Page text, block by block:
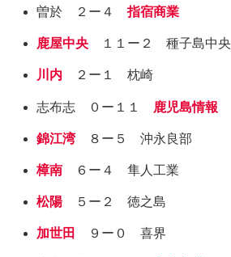
曽於 ２ー４指宿商業
鹿屋中央 １１ー２ 種子島中央
川内 ２ー１ 枕崎
志布志 ０ー１１ 鹿児島情報
錦江湾８ー５ 沖永良部
樟南 ６ー４ 隼人工業
松陽 ５ー２ 徳之島
加世田 ９ー０ 喜界